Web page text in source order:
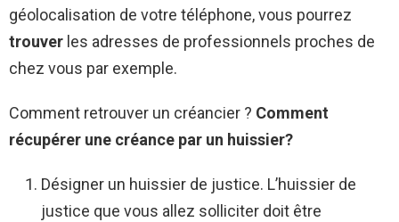
géolocalisation de votre téléphone, vous pourrez
trouver les adresses de professionnels proches de
chez vous par exemple.
Comment retrouver un créancier ? Comment
récupérer une créance par un huissier?
Désigner un huissier de justice. L’huissier de
justice que vous allez solliciter doit être